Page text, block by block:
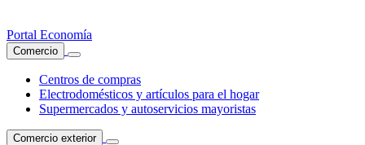
Portal Economía
Comercio
Centros de compras
Electrodomésticos y artículos para el hogar
Supermercados y autoservicios mayoristas
Comercio exterior